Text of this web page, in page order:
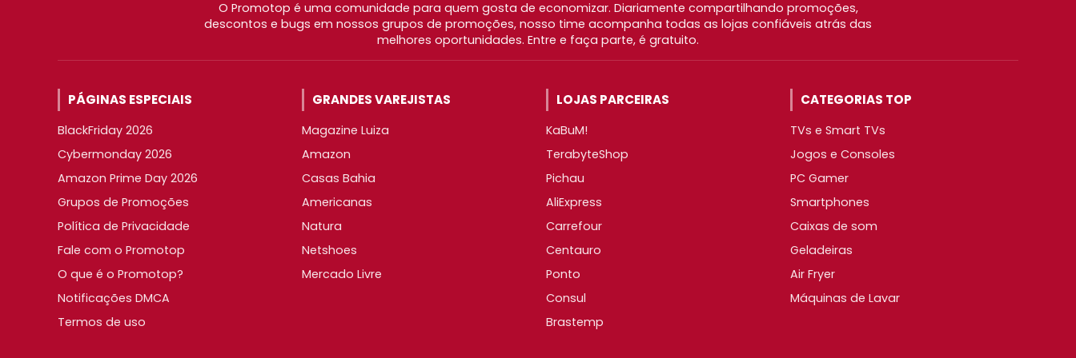
O Promotop é uma comunidade para quem gosta de economizar. Diariamente compartilhando promoções,
descontos e bugs em nossos grupos de promoções, nosso time acompanha todas as lojas confiáveis atrás das
melhores oportunidades. Entre e faça parte, é gratuito.
PÁGINAS ESPECIAIS
BlackFriday 2026
Cybermonday 2026
Amazon Prime Day 2026
Grupos de Promoções
Política de Privacidade
Fale com o Promotop
O que é o Promotop?
Notificações DMCA
Termos de uso
GRANDES VAREJISTAS
Magazine Luiza
Amazon
Casas Bahia
Americanas
Natura
Netshoes
Mercado Livre
LOJAS PARCEIRAS
KaBuM!
TerabyteShop
Pichau
AliExpress
Carrefour
Centauro
Ponto
Consul
Brastemp
CATEGORIAS TOP
TVs e Smart TVs
Jogos e Consoles
PC Gamer
Smartphones
Caixas de som
Geladeiras
Air Fryer
Máquinas de Lavar